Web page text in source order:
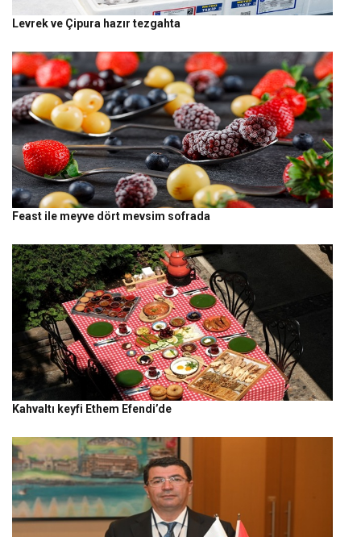
Levrek ve Çipura hazır tezgahta
Feast ile meyve dört mevsim sofrada
Kahvaltı keyfi Ethem Efendi’de